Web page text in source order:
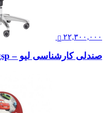
۲۲,۳۰۰,۰۰۰
صندلی کارشناسی لیو – X81gsp